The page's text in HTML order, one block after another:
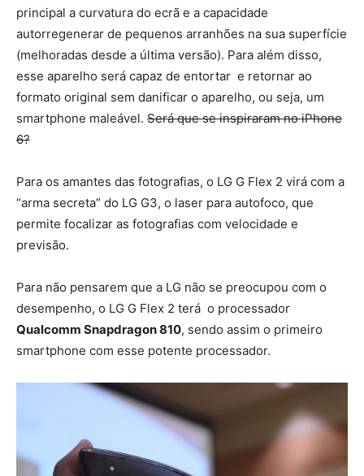
principal a curvatura do ecrã e a capacidade
autorregenerar de pequenos arranhões na sua superfície
(melhoradas desde a última versão). Para além disso,
esse aparelho será capaz de entortar e retornar ao
formato original sem danificar o aparelho, ou seja, um
smartphone maleável. Será que se inspiraram no iPhone
6?
Para os amantes das fotografias, o LG G Flex 2 virá com a
“arma secreta” do LG G3, o laser para autofoco, que
permite focalizar as fotografias com velocidade e
previsão.
Para não pensarem que a LG não se preocupou com o
desempenho, o LG G Flex 2 terá o processador
Qualcomm Snapdragon 810, sendo assim o primeiro
smartphone com esse potente processador.